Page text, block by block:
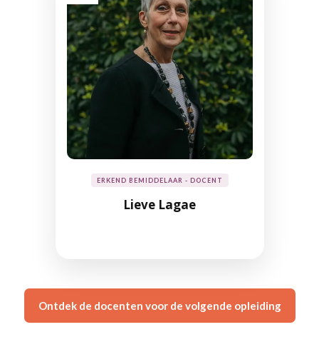
ERKEND BEMIDDELAAR - DOCENT
Lieve Lagae
Ontdek de docenten voor de volgende opleiding